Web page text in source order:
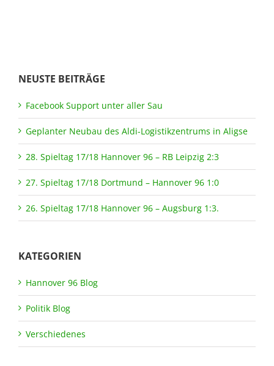
NEUSTE BEITRÄGE
Facebook Support unter aller Sau
Geplanter Neubau des Aldi-Logistikzentrums in Aligse
28. Spieltag 17/18 Hannover 96 – RB Leipzig 2:3
27. Spieltag 17/18 Dortmund – Hannover 96 1:0
26. Spieltag 17/18 Hannover 96 – Augsburg 1:3.
KATEGORIEN
Hannover 96 Blog
Politik Blog
Verschiedenes